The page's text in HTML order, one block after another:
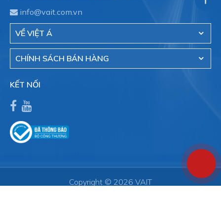
info@vait.com.vn
VỀ VIỆT Á
CHÍNH SÁCH BÁN HÀNG
KẾT NỐI
Copyright © 2026 VAIT